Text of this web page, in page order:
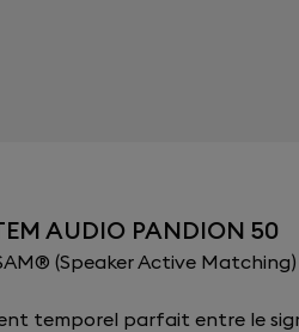
AUDIO PANDION 50
(Speaker Active
temporel parfait entre le